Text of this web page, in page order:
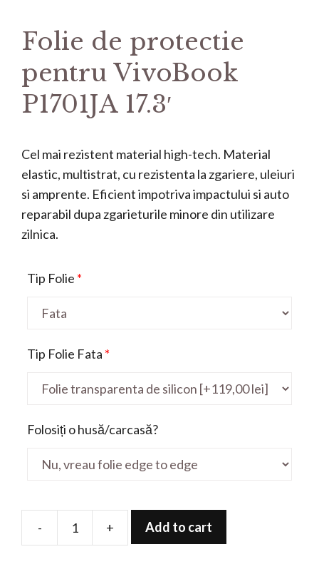
Folie de protectie
pentru VivoBook
P1701JA 17.3′
Cel mai rezistent material high-tech. Material
elastic, multistrat, cu rezistenta la zgariere, uleiuri
si amprente. Eficient impotriva impactului si auto
reparabil dupa zgarieturile minore din utilizare
zilnica.
Tip Folie *
Tip Folie Fata *
Folosiți o husă/carcasă?
-
Folie
+ Add to cart